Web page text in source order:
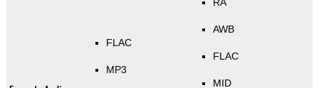
FLAC
MP3
AWB
FLAC
MID